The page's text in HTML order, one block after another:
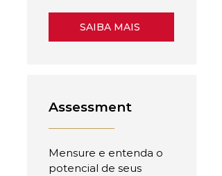
SAIBA MAIS
Assessment
Mensure e entenda o
potencial de seus